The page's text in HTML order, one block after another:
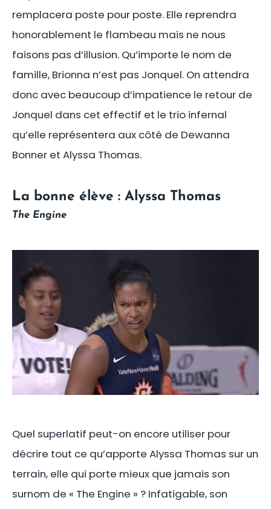
remplacera poste pour poste. Elle reprendra
honorablement le flambeau mais ne nous
faisons pas d’illusion. Qu’importe le nom de
famille, Brionna n’est pas Jonquel. On attendra
donc avec beaucoup d’impatience le retour de
Jonquel dans cet effectif et le trio infernal
qu’elle représentera aux côté de Dewanna
Bonner et Alyssa Thomas.
La bonne élève : Alyssa Thomas
The Engine
Quel superlatif peut-on encore utiliser pour
décrire tout ce qu’apporte Alyssa Thomas sur un
terrain, elle qui porte mieux que jamais son
surnom de « The Engine » ? Infatigable, son